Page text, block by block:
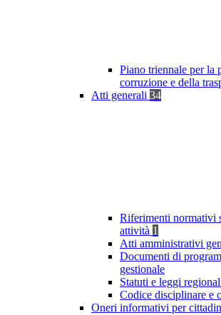
Piano triennale per la
corruzione e della
Atti generali 34
Riferimenti normativi
attività 1
Atti amministrativi
Documenti di
gestionale
Statuti e leggi
Codice disciplinare e
Oneri informativi per